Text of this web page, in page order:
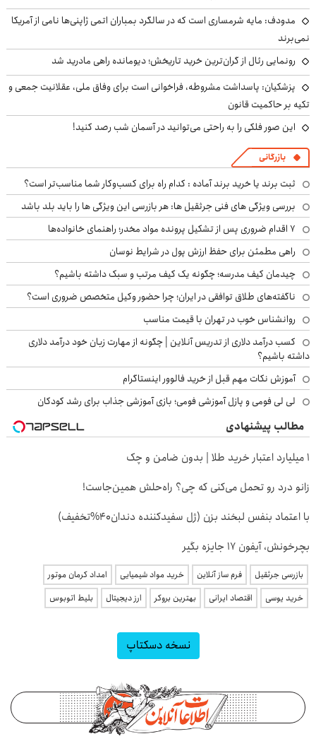
مدودف: مایه شرمساری است که در سالگرد بمباران اتمی ژاپنی‌ها نامی از آمریکا
نمی‌برند
رونمایی رئال از گران‌ترین خرید تاریخش؛ دیومانده راهی مادرید شد
پزشکیان: پاسداشت مشروطه، فراخوانی است برای وفاق ملی، عقلانیت جمعی و
تکیه بر حاکمیت قانون
این صور فلکی را به راحتی می‌توانید در آسمان شب رصد کنید!
بازرگانی
ثبت برند یا خرید برند آماده : کدام راه برای کسب‌وکار شما مناسب‌تر است؟
بررسی ویژگی های فنی جرثقیل ها: هر بازرسی این ویژگی ها را باید بلد باشد
۷ اقدام ضروری پس از تشکیل پرونده مواد مخدر؛ راهنمای خانواده‌ها
راهی مطمئن برای حفظ ارزش پول در شرایط نوسان
چیدمان کیف مدرسه؛ چگونه یک کیف مرتب و سبک داشته باشیم؟
ناگفته‌های طلاق توافقی در ایران؛ چرا حضور وکیل متخصص ضروری است؟
روانشناس خوب در تهران با قیمت مناسب
کسب درآمد دلاری از تدریس آنلاین | چگونه از مهارت زبان خود درآمد دلاری
داشته باشیم؟
آموزش نکات مهم قبل از خرید فالوور اینستاگرام
لی لی فومی و پازل آموزشی فومی؛ بازی آموزشی جذاب برای رشد کودکان
مطالب پیشنهادی
۱ میلیارد اعتبار خرید طلا | بدون ضامن و چک
زانو درد رو تحمل می‌کنی که چی؟ راه‌حلش همین‌جاست!
با اعتماد بنفس لبخند بزن (ژل سفیدکننده دندان40%تخفیف)
بچرخونش، آیفون 17 جایزه بگیر
بازرسی جرثقیل فرم ساز آنلاین خرید مواد شیمیایی
امداد کرمان موتور
خرید یوسی
اقتصاد ایرانی بهترین بروکر ارز دیجیتال بلیط اتوبوس
نسخه دسکتاپ